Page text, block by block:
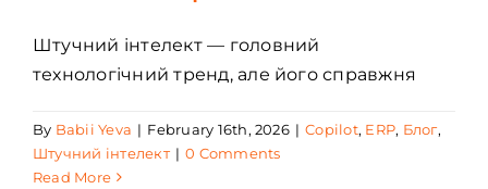
Штучний інтелект — головний
технологічний тренд, але його справжня
By Babii Yeva | February 16th, 2026 | Copilot, ERP, Блог,
Штучний інтелект | 0 Comments
Read More